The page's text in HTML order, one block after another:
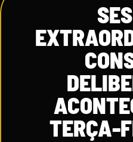
TERÇA-